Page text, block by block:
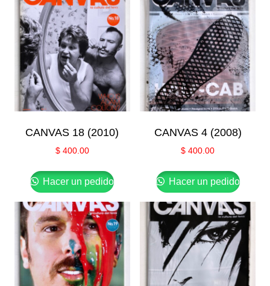
CANVAS 18 (2010)
$400.00
Hacer un pedido
CANVAS 4 (2008)
$ 400.00
Hacer un pedido